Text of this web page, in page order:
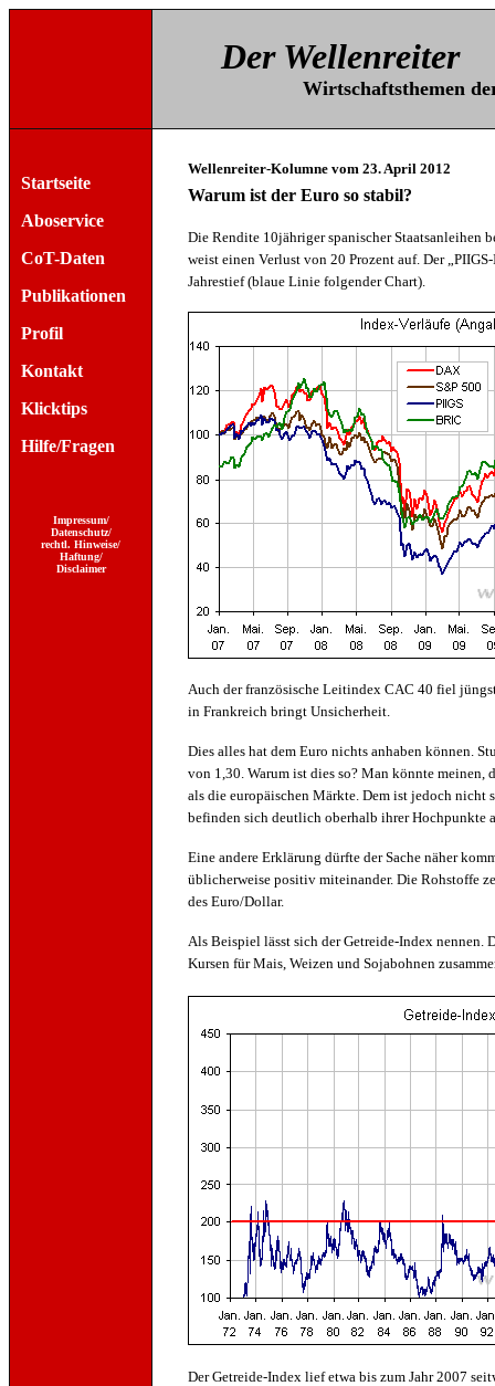
Der Wellenreiter
Wirtschaftsthemen
Startseite
Aboservice
CoT-Daten
Publikationen
Profil
Kontakt
Klicktips
Hilfe/Fragen
Impressum/
Datenschutz/
rechtl. Hinweise/
Haftung/
Disclaimer
Wellenreiter-Kolumne vom 23. April 2012
Warum ist der Euro so stabil?
Die Rendite 10jähriger spanischer Staatsanleihen
weist einen Verlust von 20 Prozent auf. Der
Jahrestief (blaue Linie folgender Chart).
Auch der französische Leitindex CAC 40 fiel
in Frankreich bringt Unsicherheit.
Dies alles hat dem Euro nichts anhaben können.
von 1,30. Warum ist dies so? Man könnte meinen,
als die europäischen Märkte. Dem ist jedoch nicht
befinden sich deutlich oberhalb ihrer Hochpunkte
Eine andere Erklärung dürfte der Sache näher
üblicherweise positiv miteinander. Die Rohstoffe
des Euro/Dollar.
Als Beispiel lässt sich der Getreide-Index nennen.
Kursen für Mais, Weizen und Sojabohnen
Der Getreide-Index lief etwa bis zum Jahr 2007